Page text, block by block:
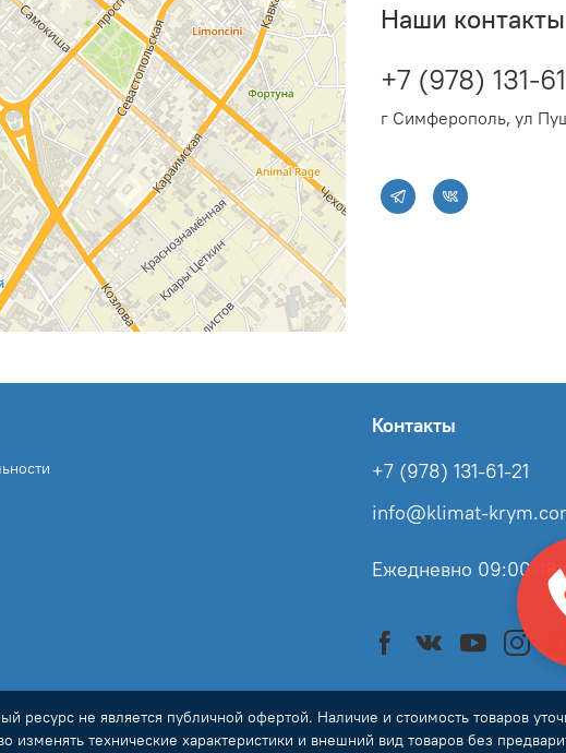
Наши контакты
+7 (978) 131-
г Симферополь, ул
Контакты
+7 (978) 131-61-21
info@klimat-
Ежедневно 09:00-
ресурс не является публичной офертой. Наличие и стоимость товаров
изменять технические характеристики и внешний вид товаров без